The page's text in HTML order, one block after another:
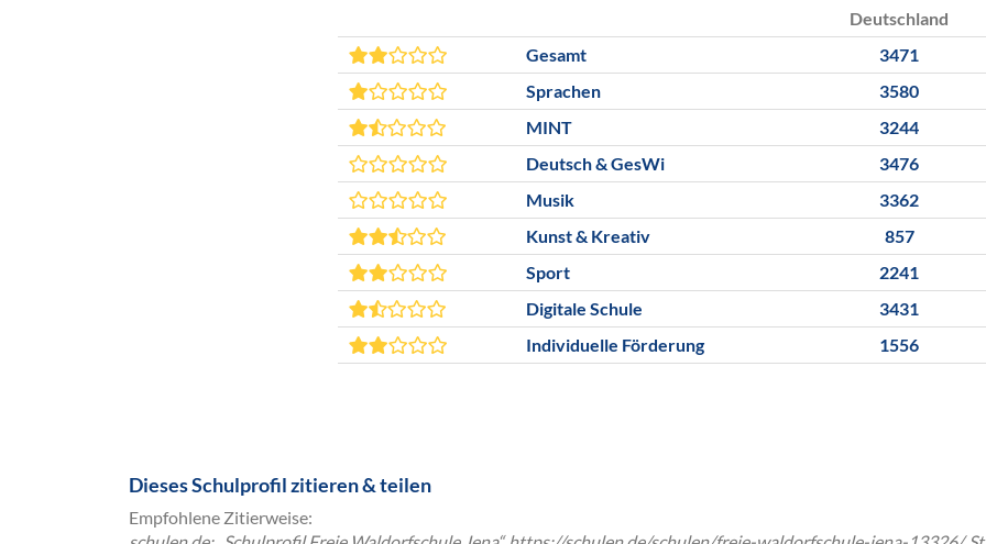
Deutschland
Gesamt
3471
Sprachen
3580
MINT
3244
Deutsch & GesWi
3476
Musik
3362
Kunst & Kreativ
857
Sport
2241
Digitale Schule
3431
Individuelle Förderung
1556
Dieses Schulprofil zitieren & teilen
Empfohlene Zitierweise: